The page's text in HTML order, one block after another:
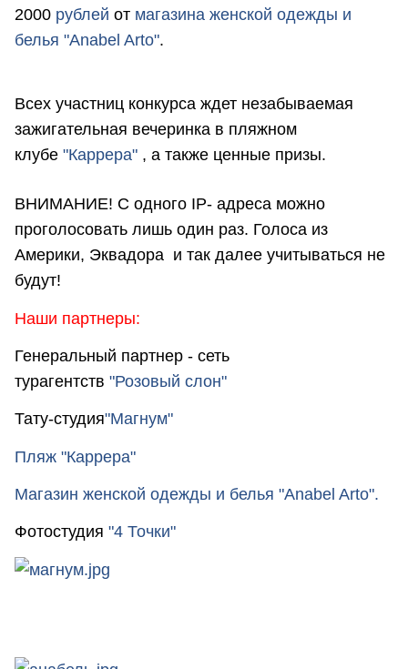
2000 рублей от магазина женской одежды и
белья "Anabel Arto".
Всех участниц конкурса ждет незабываемая
зажигательная вечеринка в пляжном
клубе "Каррера" , а также ценные призы.
ВНИМАНИЕ! С одного IP- адреса можно
проголосовать лишь один раз. Голоса из
Америки, Эквадора и так далее учитываться не
будут!
Наши партнеры:
Генеральный партнер - сеть
турагентств "Розовый слон"
Тату-студия"Магнум"
Пляж "Каррера"
Магазин женской одежды и белья "Anabel Arto".
Фотостудия "4 Точки"